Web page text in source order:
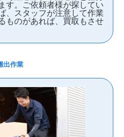
す。ご依頼者様が探してい
、スタッフが注意して作業
ものがあれば、買取もさせ
出作業